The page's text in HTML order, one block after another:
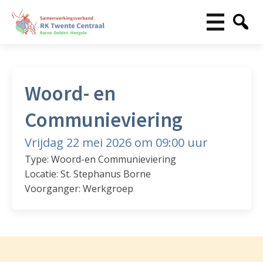
Woord- en
Communieviering
Vrijdag 22 mei 2026 om 09:00 uur
Type: Woord-en Communieviering
Locatie: St. Stephanus Borne
Voorganger: Werkgroep